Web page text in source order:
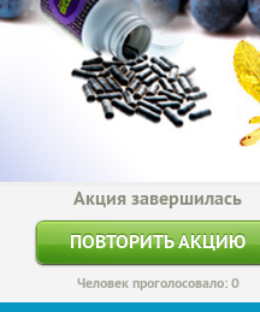
Акция завершилась
ПОВТОРИТЬ АКЦИЮ
Человек проголосовало: 0